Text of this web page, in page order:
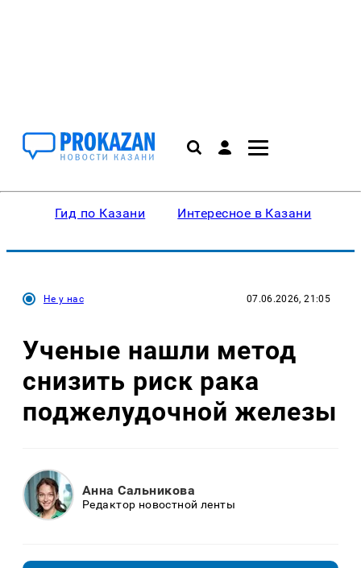
Гид по Казани Интересное в Казани
Не у нас 07.06.2026, 21:05
Ученые нашли метод
снизить риск рака
поджелудочной железы
Анна Сальникова
Редактор новостной ленты